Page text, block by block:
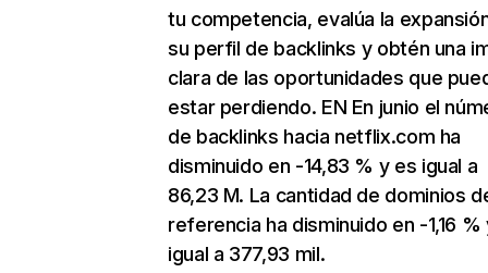
tu competencia, evalúa la
su perfil de backlinks y obtén una
clara de las oportunidades que
estar perdiendo. EN En junio el
de backlinks hacia netflix.com ha
disminuido en -14,83 % y es igual a
86,23 M. La cantidad de dominios
referencia ha disminuido en -1,16 %
igual a 377,93 mil.